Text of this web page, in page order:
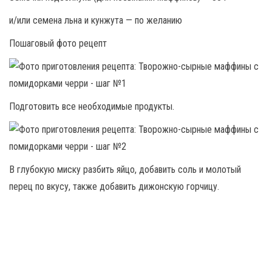
и/или семена льна и кунжута — по желанию
Пошаговый фото рецепт
Подготовить все необходимые продукты.
В глубокую миску разбить яйцо, добавить соль и молотый
перец по вкусу, также добавить дижонскую горчицу.